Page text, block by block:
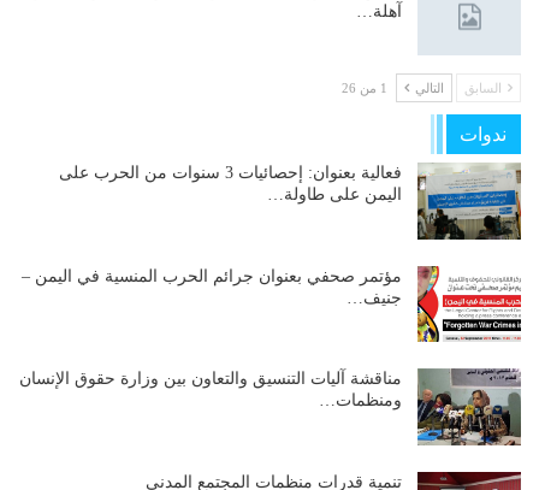
آهلة…
السابق التالي 1 من 26
ندوات
فعالية بعنوان: إحصائيات 3 سنوات من الحرب على
اليمن على طاولة…
مؤتمر صحفي بعنوان جرائم الحرب المنسية في اليمن –
جنيف…
مناقشة آليات التنسيق والتعاون بين وزارة حقوق الإنسان
ومنظمات…
تنمية قدرات منظمات المجتمع المدني